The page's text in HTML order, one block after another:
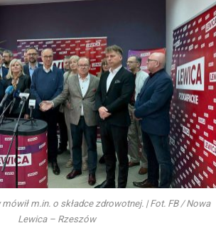
m.in. o składce zdrowotnej. | Fot. FB / Nowa
Lewica – Rzeszów